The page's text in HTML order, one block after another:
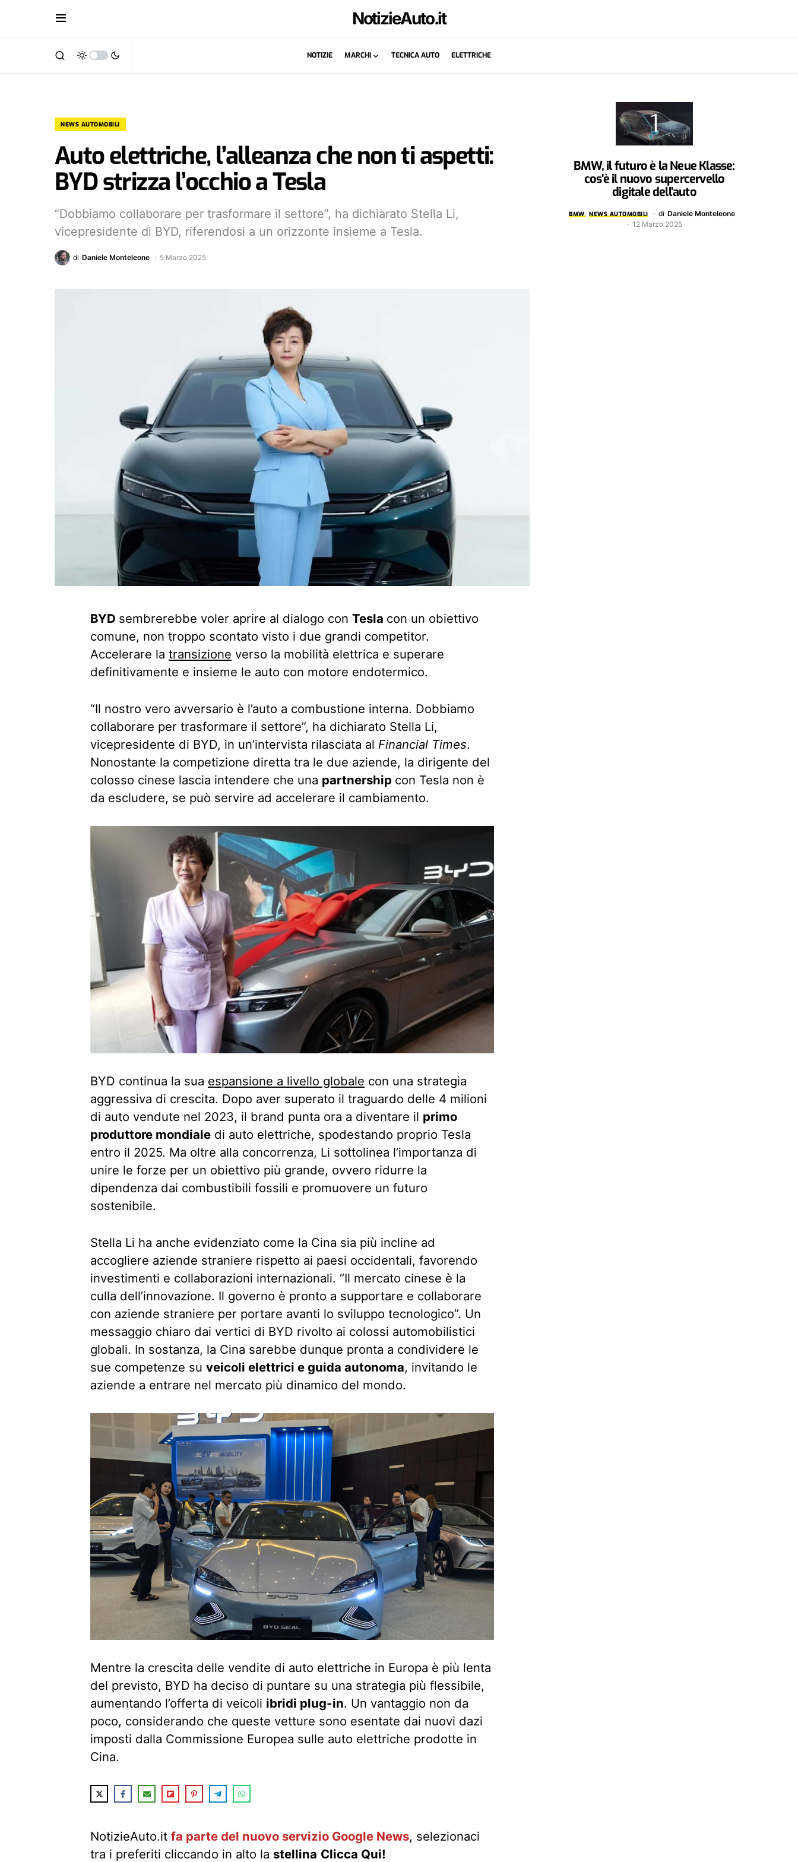
NotizieAuto.it
NOTIZIE MARCHI TECNICA AUTO ELETTRICHE
NEWS AUTOMOBILI
Auto elettriche, l’alleanza che non ti aspetti:
BYD strizza l’occhio a Tesla
“Dobbiamo collaborare per trasformare il settore”, ha dichiarato Stella Li,
vicepresidente di BYD, riferendosi a un orizzonte insieme a Tesla.
di Daniele Monteleone 5 Marzo 2025
BYD sembrerebbe voler aprire al dialogo con Tesla con un obiettivo
comune, non troppo scontato visto i due grandi competitor.
Accelerare la transizione verso la mobilità elettrica e superare
definitivamente e insieme le auto con motore endotermico.
“Il nostro vero avversario è l’auto a combustione interna. Dobbiamo
collaborare per trasformare il settore”, ha dichiarato Stella Li,
vicepresidente di BYD, in un’intervista rilasciata al Financial Times.
Nonostante la competizione diretta tra le due aziende, la dirigente del
colosso cinese lascia intendere che una partnership con Tesla non è
da escludere, se può servire ad accelerare il cambiamento.
BYD continua la sua espansione a livello globale con una strategia
aggressiva di crescita. Dopo aver superato il traguardo delle 4 milioni
di auto vendute nel 2023, il brand punta ora a diventare il primo
produttore mondiale di auto elettriche, spodestando proprio Tesla
entro il 2025. Ma oltre alla concorrenza, Li sottolinea l’importanza di
unire le forze per un obiettivo più grande, ovvero ridurre la
dipendenza dai combustibili fossili e promuovere un futuro
sostenibile.
Stella Li ha anche evidenziato come la Cina sia più incline ad
accogliere aziende straniere rispetto ai paesi occidentali, favorendo
investimenti e collaborazioni internazionali. “Il mercato cinese è la
culla dell’innovazione. Il governo è pronto a supportare e collaborare
con aziende straniere per portare avanti lo sviluppo tecnologico”. Un
messaggio chiaro dai vertici di BYD rivolto ai colossi automobilistici
globali. In sostanza, la Cina sarebbe dunque pronta a condividere le
sue competenze su veicoli elettrici e guida autonoma, invitando le
aziende a entrare nel mercato più dinamico del mondo.
Mentre la crescita delle vendite di auto elettriche in Europa è più lenta
del previsto, BYD ha deciso di puntare su una strategia più flessibile,
aumentando l’offerta di veicoli ibridi plug-in. Un vantaggio non da
poco, considerando che queste vetture sono esentate dai nuovi dazi
imposti dalla Commissione Europea sulle auto elettriche prodotte in
Cina.
NotizieAuto.it fa parte del nuovo servizio Google News, selezionaci
tra i preferiti cliccando in alto la stellina Clicca Qui!
BMW, il futuro è la Neue Klasse:
cos’è il nuovo supercervello
digitale dell’auto
BMW NEWS AUTOMOBILI di Daniele Monteleone
12 Marzo 2025